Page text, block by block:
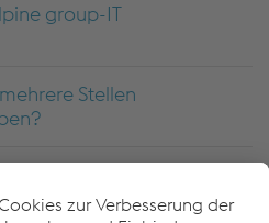
group-IT
Stellen
für Lehrlinge?